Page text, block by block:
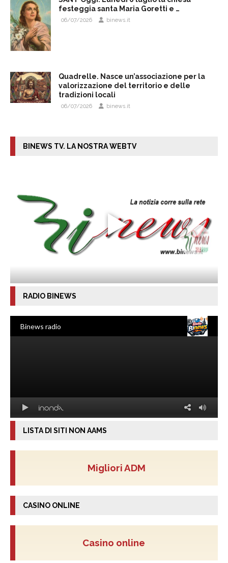
festeggia santa Maria Goretti e …
06/07/2026 binews.it
Quadrelle. Nasce un’associazione per la
valorizzazione del territorio e delle
tradizioni locali
06/07/2026 binews.it
BINEWS TV. LA NOSTRA WEBTV
RADIO BINEWS
LISTA DI SITI NON AAMS
Migliori ADM
CASINO ONLINE
Casino online